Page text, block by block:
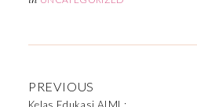
PREVIOUS
Kelas Edukasi AIMI :